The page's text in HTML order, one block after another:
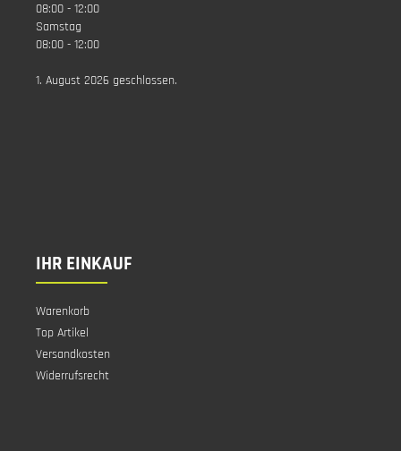
08:00 - 12:00
Samstag
08:00 - 12:00
1. August 2026 geschlossen.
IHR EINKAUF
Warenkorb
Top Artikel
Versandkosten
Widerrufsrecht